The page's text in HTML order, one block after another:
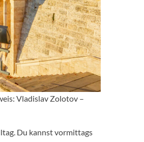
Vladislav Zolotov –
Du kannst vormittags